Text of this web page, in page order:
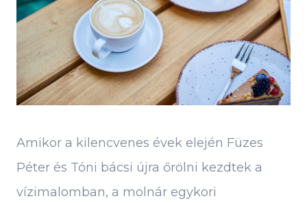
Amikor a kilencvenes évek elején Füzes
Péter és Tóni bácsi újra őrölni kezdtek a
vízimalomban, a molnár egykori